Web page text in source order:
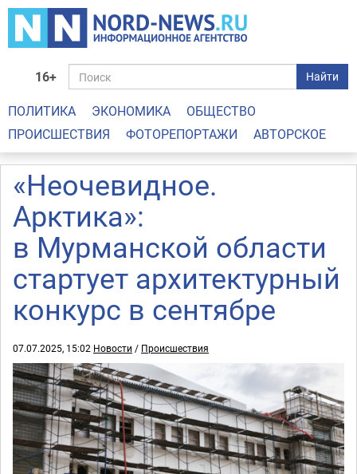
16+ Найти
ПОЛИТИКА ЭКОНОМИКА
ОБЩЕСТВО
ПРОИСШЕСТВИЯ
ФОТОРЕПОРТАЖИ АВТОРСКОЕ
«Неочевидное.
Арктика»:
в Мурманской области
стартует архитектурный
конкурс в сентябре
07.07.2025, 15:02 Новости / Происшествия